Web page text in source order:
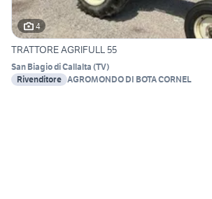
4
TRATTORE AGRIFULL 55
San Biagio di Callalta (TV)
Rivenditore AGROMONDO DI BOTA CORNEL